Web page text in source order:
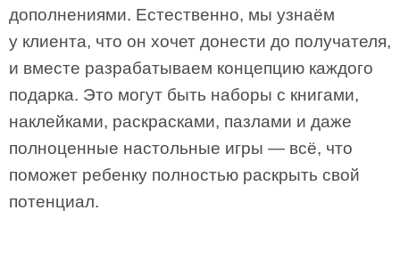
дополнениями. Естественно, мы узнаём
у клиента, что он хочет донести до получателя,
и вместе разрабатываем концепцию каждого
подарка. Это могут быть наборы с книгами,
наклейками, раскрасками, пазлами и даже
полноценные настольные игры — всё, что
поможет ребенку полностью раскрыть свой
потенциал.